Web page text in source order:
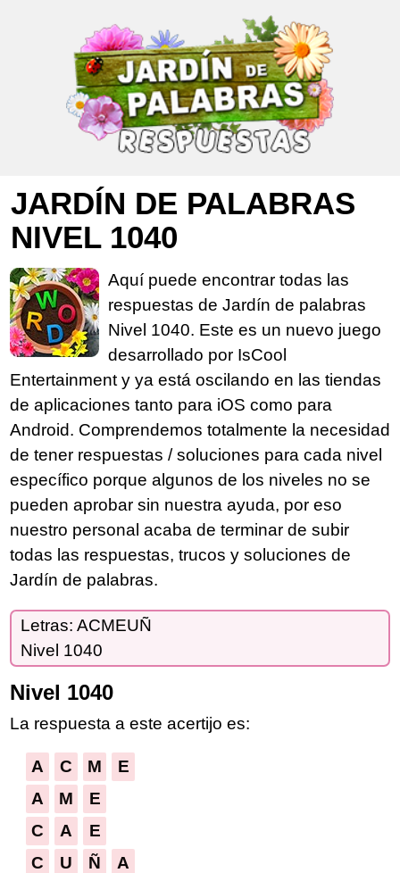
JARDÍN DE PALABRAS
NIVEL 1040
Aquí puede encontrar todas las
respuestas de Jardín de palabras
Nivel 1040. Este es un nuevo juego
desarrollado por IsCool
Entertainment y ya está oscilando en las tiendas
de aplicaciones tanto para iOS como para
Android. Comprendemos totalmente la necesidad
de tener respuestas / soluciones para cada nivel
específico porque algunos de los niveles no se
pueden aprobar sin nuestra ayuda, por eso
nuestro personal acaba de terminar de subir
todas las respuestas, trucos y soluciones de
Jardín de palabras.
Letras: ACMEUÑ
Nivel 1040
Nivel 1040
La respuesta a este acertijo es:
A C M
E
A
M
E
C
A
E
C
U Ñ
A